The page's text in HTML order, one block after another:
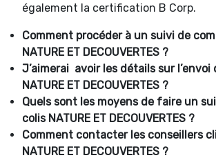
également la certification B Corp.
Comment procéder à un suivi de
NATURE ET DECOUVERTES ?
J’aimerai avoir les détails sur l’envoi
NATURE ET DECOUVERTES ?
Quels sont les moyens de faire un
colis NATURE ET DECOUVERTES ?
Comment contacter les conseillers
NATURE ET DECOUVERTES ?